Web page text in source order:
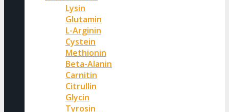
Lysin
Glutamin
L-Arginin
Cystein
Methionin
Beta-Alanin
Carnitin
Citrullin
Glycin
Tyrosin